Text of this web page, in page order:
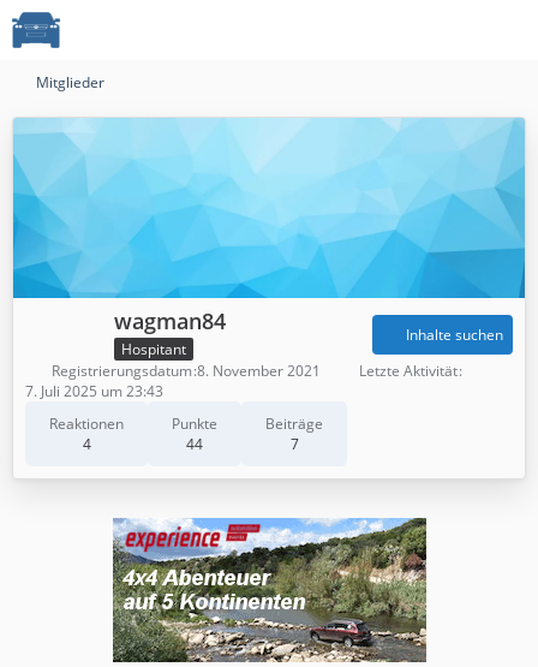
Mitglieder
wagman84
Hospitant
Reaktionen
4
Punkte
44
Beiträge
7
Inhalte suchen
Registrierungsdatum 8. November 2021
Letzte Aktivität
7. Juli 2025 um 23:43